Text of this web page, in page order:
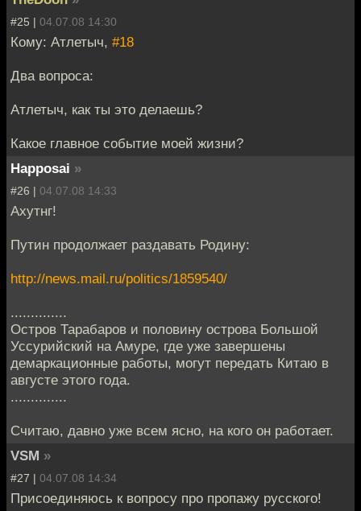
#25 | 04.07.08 14:30
Кому: Атлетыч, #18
Два вопроса:
Атлетыч, как ты это делаешь?
Какое главное событие моей жизни?
Happosai »
#26 | 04.07.08 14:33
Ахутнг!
Путин продолжает раздавать Родину:
http://news.mail.ru/politics/1859540/
..............
Остров Тарабаров и половину острова Большой
Уссурийский на Амуре, где уже завершены
демаркационные работы, могут передать Китаю в
августе этого года.
..............
Считаю, давно уже всем ясно, на кого он работает.
VSM »
#27 | 04.07.08 14:34
Присоединяюсь к вопросу про пропажу русского!